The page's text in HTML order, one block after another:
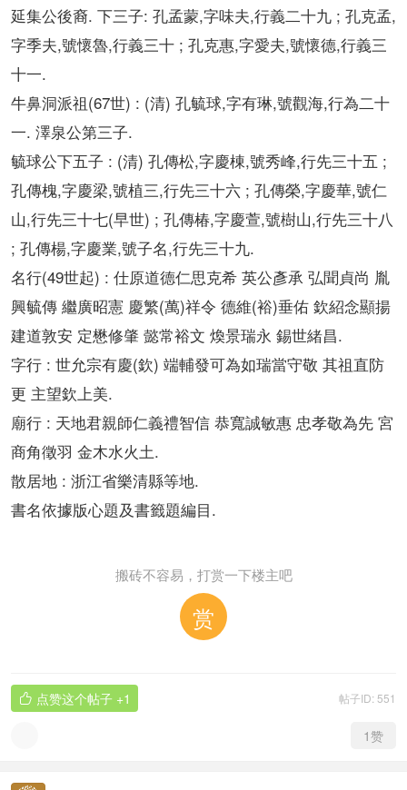
延集公後裔. 下三子: 孔孟蒙,字味夫,行義二十九 ; 孔克孟,
字季夫,號懷魯,行義三十 ; 孔克惠,字愛夫,號懷德,行義三
十一.
牛鼻洞派祖 (67世) : (清) 孔毓球,字有琳,號觀海,行為二十
一. 澤泉公第三子.
毓球公下五子 : (清) 孔傳松,字慶棟,號秀峰,行先三十五 ;
孔傳槐,字慶梁,號植三,行先三十六 ; 孔傳榮,字慶華,號仁
山,行先三十七(早世) ; 孔傳椿,字慶萱,號樹山,行先三十八
; 孔傳楊,字慶業,號子名,行先三十九.
名行(49世起) : 仕原道德仁思克希 英公彥承 弘聞貞尚 胤
興毓傳 繼廣昭憲 慶繁(萬)祥令 德維(裕)垂佑 欽紹念顯揚
建道敦安 定懋修肇 懿常裕文 煥景瑞永 錫世緒昌.
字行 : 世允宗有慶(欽) 端輔發可為如瑞當守敬 其祖直防
更 主望欽上美.
廟行 : 天地君親師仁義禮智信 恭寬誠敏惠 忠孝敬為先 宮
商角徵羽 金木水火土.
散居地 : 浙江省樂清縣等地.
書名依據版心題及書籤題編目 .
搬砖不容易，打赏一下楼主吧
赏
帖子ID: 551
 点赞这个帖子 +1
1赞